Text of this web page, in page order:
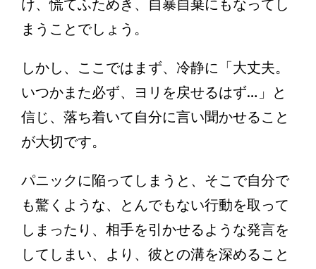
け、慌てふためき、自暴自棄にもなってし
まうことでしょう。
しかし、ここではまず、冷静に「大丈夫。
いつかまた必ず、ヨリを戻せるはず…」と
信じ、落ち着いて自分に言い聞かせること
が大切です。
パニックに陥ってしまうと、そこで自分で
も驚くような、とんでもない行動を取って
しまったり、相手を引かせるような発言を
してしまい、より、彼との溝を深めること